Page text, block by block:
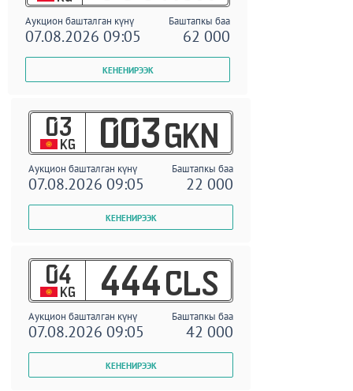
Аукцион башталган күнү Баштапкы баа
07.08.2026 09:05 62 000
03
KG 003 GKN
Аукцион башталган күнү Баштапкы баа
07.08.2026 09:05 22 000
04
KG 444 CLS
Аукцион башталган күнү Баштапкы баа
07.08.2026 09:05 42 000